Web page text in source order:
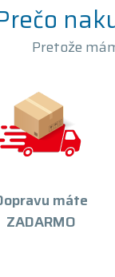
Pretože
máte
ZADARMO